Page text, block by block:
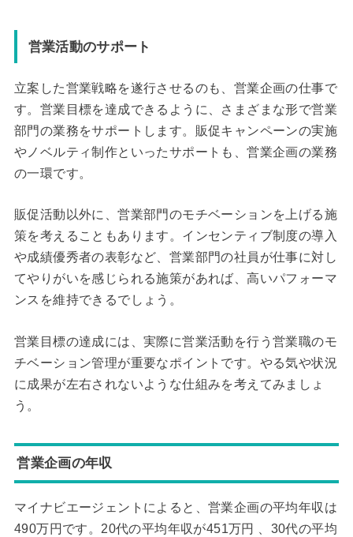
営業活動のサポート
立案した営業戦略を遂行させるのも、営業企画の仕事で
す。営業目標を達成できるように、さまざまな形で営業
部門の業務をサポートします。販促キャンペーンの実施
やノベルティ制作といったサポートも、営業企画の業務
の一環です。
販促活動以外に、営業部門のモチベーションを上げる施
策を考えることもあります。インセンティブ制度の導入
や成績優秀者の表彰など、営業部門の社員が仕事に対し
てやりがいを感じられる施策があれば、高いパフォーマ
ンスを維持できるでしょう。
営業目標の達成には、実際に営業活動を行う営業職のモ
チベーション管理が重要なポイントです。やる気や状況
に成果が左右されないような仕組みを考えてみましょ
う。
営業企画の年収
マイナビエージェントによると、営業企画の平均年収は
490万円です。20代の平均年収が451万円 、30代の平均